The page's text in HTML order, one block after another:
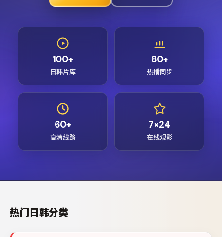
100+
日韩片库
80+
热播同步
60+
高清线路
7×24
在线观影
热门日韩分类